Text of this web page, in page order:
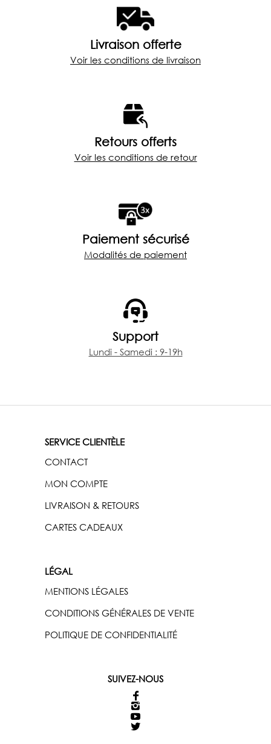
Livraison offerte
Voir les conditions de livraison
Retours offerts
Voir les conditions de retour
Paiement sécurisé
Modalités de paiement
Support
Lundi - Samedi : 9-19h
SERVICE CLIENTÈLE
CONTACT
MON COMPTE
LIVRAISON & RETOURS
CARTES CADEAUX
LÉGAL
MENTIONS LÉGALES
CONDITIONS GÉNÉRALES DE VENTE
POLITIQUE DE CONFIDENTIALITÉ
SUIVEZ-NOUS